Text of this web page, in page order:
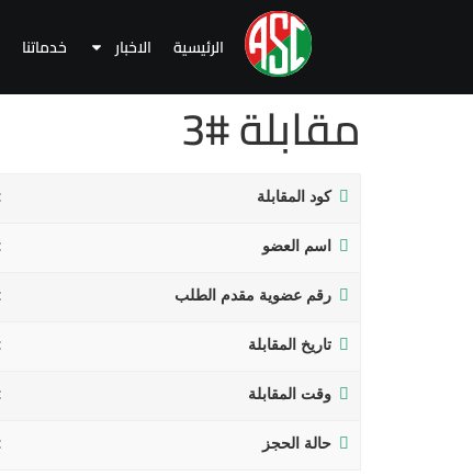
الرئيسية الاخبار خدماتنا
مقابلة #3
كود المقابلة
اسم العضو
رقم عضوية مقدم الطلب
تاريخ المقابلة
وقت المقابلة
حالة الحجز